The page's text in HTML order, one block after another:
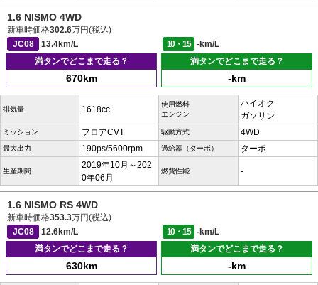
1.6 NISMO 4WD
新車時価格302.6万円(税込)
JC08
13.4km/L 10・15
-km/L
満タンでどこまで走る？
670km
満タンでどこまで走る？
-km
排気量 1618cc
使用燃料
エンジン
ハイオク
ガソリン
ミッション フロアCVT 駆動方式 4WD
最大出力 190ps/5600rpm 過給器（ターボ） ターボ
生産期間
2019年10月～202
0年06月
燃費性能 -
1.6 NISMO RS 4WD
新車時価格353.3万円(税込)
JC08
12.6km/L 10・15
-km/L
満タンでどこまで走る？
630km
満タンでどこまで走る？
-km